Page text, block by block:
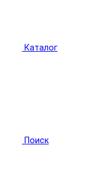
Каталог
Поиск